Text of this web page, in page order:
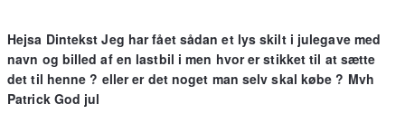
Hejsa Dintekst Jeg har fået sådan et lys skilt i julegave med
navn og billed af en lastbil i men hvor er stikket til at sætte
det til henne ? eller er det noget man selv skal købe ? Mvh
Patrick God jul